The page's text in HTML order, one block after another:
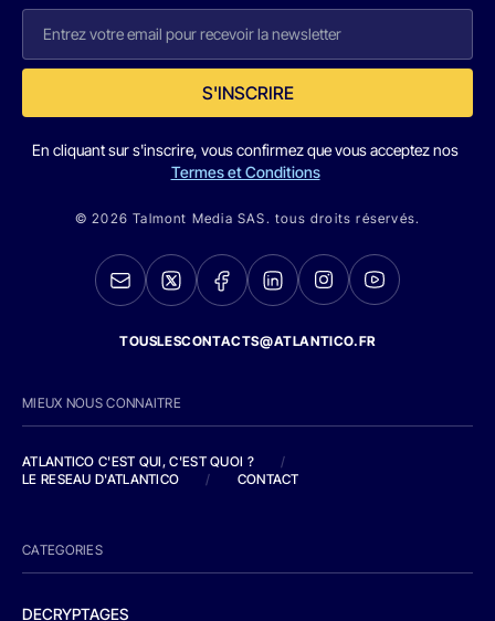
S'INSCRIRE
En cliquant sur s'inscrire, vous confirmez que vous acceptez nos
Termes et Conditions
© 2026 Talmont Media SAS. tous droits réservés.
TOUSLESCONTACTS@ATLANTICO.FR
MIEUX NOUS CONNAITRE
ATLANTICO C'EST QUI, C'EST QUOI ?
/
LE RESEAU D'ATLANTICO
/ CONTACT
CATEGORIES
DECRYPTAGES